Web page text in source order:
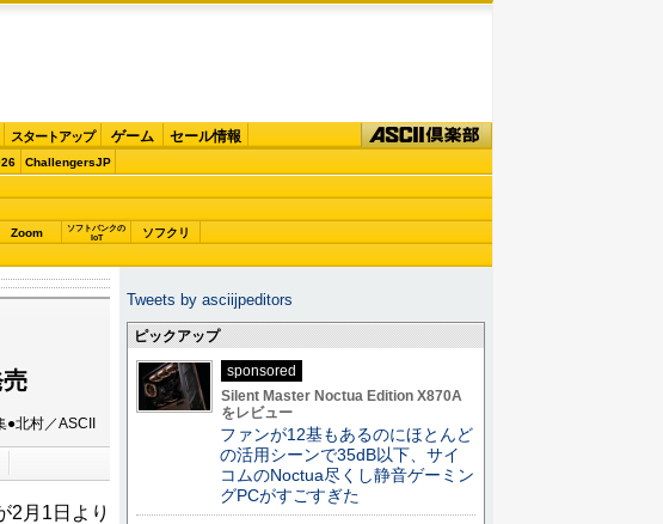
スタートアップ ゲーム セール情報
ChallengersJP
Zoom
ソフトバンクの
IoT
ソフクリ
北村／ASCII
2月1日より
Tweets by asciijpeditors
ピックアップ
sponsored
Silent Master Noctua Edition X870A
をレビュー
ファンが12基もあるのにほとんど
の活用シーンで35dB以下、サイ
コムのNoctua尽くし静音ゲーミン
グPCがすごすぎた